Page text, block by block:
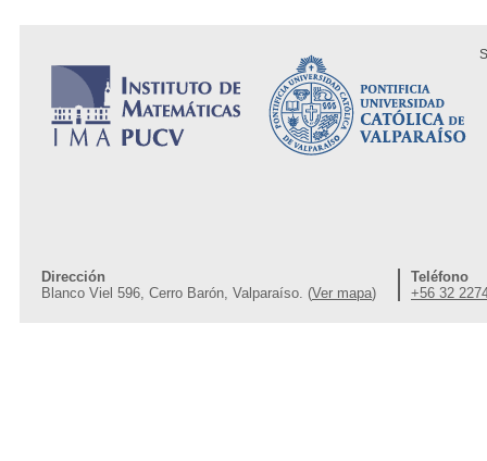
Dirección
Blanco Viel 596, Cerro Barón, Valparaíso. (Ver mapa)
Teléfono
+56 32